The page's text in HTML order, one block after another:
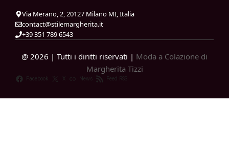
Via Merano, 2, 20127 Milano MI, Italia
contact@stilemargherita.it
+39 351 789 6543
@ 2026 | Tutti i diritti riservati | Moda a Colazione di
Margherita Tizzi
Facebook X News Feed RSS